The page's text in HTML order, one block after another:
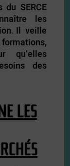
du SERCE
les
Il veille
qu’elles
des
LES